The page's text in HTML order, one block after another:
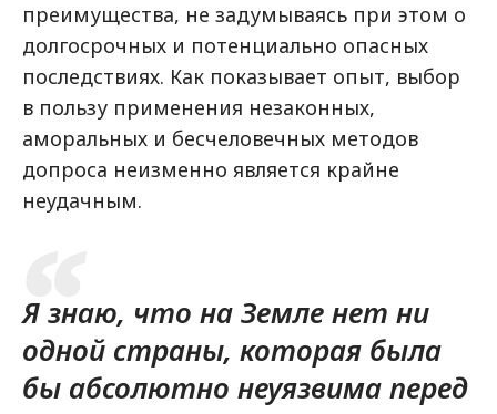
преимущества, не задумываясь при этом о
долгосрочных и потенциально опасных
последствиях. Как показывает опыт, выбор
в пользу применения незаконных,
аморальных и бесчеловечных методов
допроса неизменно является крайне
неудачным.
Я знаю, что на Земле нет ни
одной страны, которая была
бы абсолютно неуязвима перед